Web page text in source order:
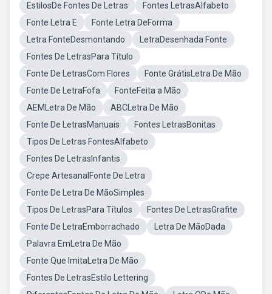
EstilosDe Fontes De Letras
Fontes LetrasAlfabeto
Fonte Letra E
Fonte Letra DeForma
Letra FonteDesmontando
LetraDesenhada Fonte
Fontes De LetrasPara Título
Fonte De LetrasCom Flores
Fonte GrátisLetra De Mão
Fonte De LetraFofa
FonteFeita a Mão
AEMLetra De Mão
ABCLetra De Mão
Fonte De LetrasManuais
Fontes LetrasBonitas
Tipos De Letras FontesAlfabeto
Fontes De LetrasInfantis
Crepe ArtesanalFonte De Letra
Fonte De Letra De MãoSimples
Tipos De LetrasPara Títulos
Fontes De LetrasGrafite
Fonte De LetraEmborrachado
Letra De MãoDada
Palavra EmLetra De Mão
Fonte Que ImitaLetra De Mão
Fontes De LetrasEstilo Lettering